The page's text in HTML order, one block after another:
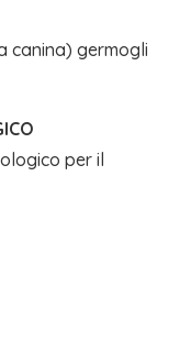
canina) germogli
per il